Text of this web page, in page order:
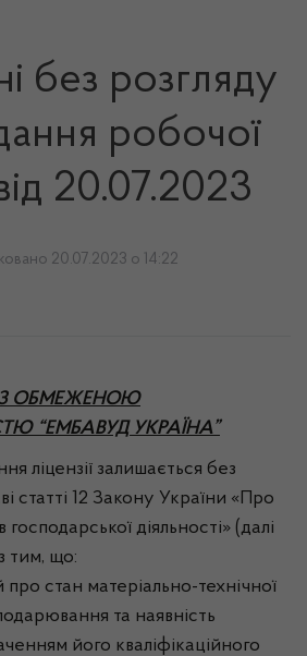
без розгляду
робочої
20.07.2023
20.07.2023 о 14:22
З ОБМЕЖЕНОЮ
“ЕМБАВУД УКРАЇНА”
ліцензії залишається без
статті 12 Закону України «Про
господарської діяльності» (далі
тим, що:
про стан матеріально-технічної
та наявність
його кваліфікаційного